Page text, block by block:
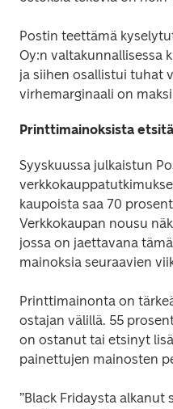
Postin teettämä
Oy:n valtakunnallisessa
ja siihen osallistui tuhat
virhemarginaali on
Printtimainoksista
Syyskuussa julkaistun
kaupoista saa 70
Verkkokaupan nousu
jossa on jaettavana
mainoksia seuraavien
Printtimainonta on
ostajan välillä. 55
on ostanut tai etsinyt
painettujen mainosten
”Black Fridaysta alkanut